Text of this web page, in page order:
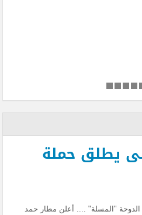
يطلق حملة
"المسلة" .... أعلن مطار حمد